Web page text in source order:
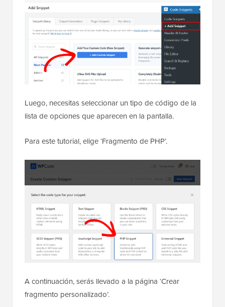
Luego, necesitas seleccionar un tipo de código de la
lista de opciones que aparecen en la pantalla.
Para este tutorial, elige ‘Fragmento de PHP’.
A continuación, serás llevado a la página ‘Crear
fragmento personalizado’.